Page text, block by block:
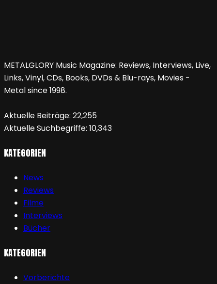
METALGLORY Music Magazine: Reviews, Interviews, Live,
Links, Vinyl, CDs, Books, DVDs & Blu-rays, Movies -
Metal since 1998.
Aktuelle Beiträge: 22,255
Aktuelle Suchbegriffe: 10,343
KATEGORIEN
News
Reviews
Filme
Interviews
Bücher
KATEGORIEN
Vorberichte